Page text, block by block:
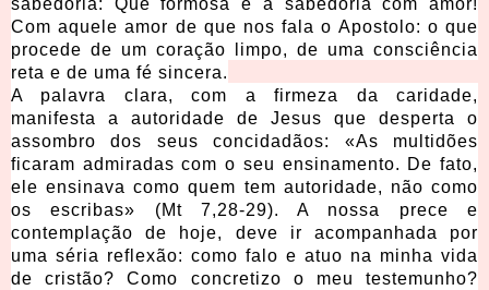
sabedoria: Que formosa é a sabedoria com amor!
Com aquele amor de que nos fala o Apostolo: o que
procede de um coração limpo, de uma consciência
reta e de uma fé sincera.
A palavra clara, com a firmeza da caridade,
manifesta a autoridade de Jesus que desperta o
assombro dos seus concidadãos: «As multidões
ficaram admiradas com o seu ensinamento. De fato,
ele ensinava como quem tem autoridade, não como
os escribas» (Mt 7,28-29). A nossa prece e
contemplação de hoje, deve ir acompanhada por
uma séria reflexão: como falo e atuo na minha vida
de cristão? Como concretizo o meu testemunho?